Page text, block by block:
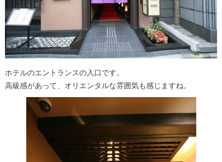
ホテルのエントランスの入口です。
高級感があって、オリエンタルな雰囲気も感じますね。